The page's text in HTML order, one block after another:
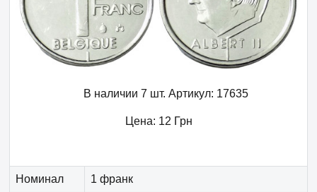
В наличии 7 шт. Артикул: 17635
Цена: 12 Грн
Номинал 1 франк